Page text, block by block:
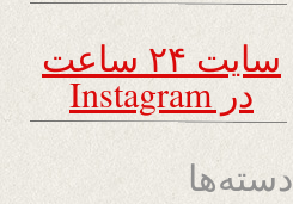
سایت ۲۴ ساعت
در Instagram
دسته‌ها